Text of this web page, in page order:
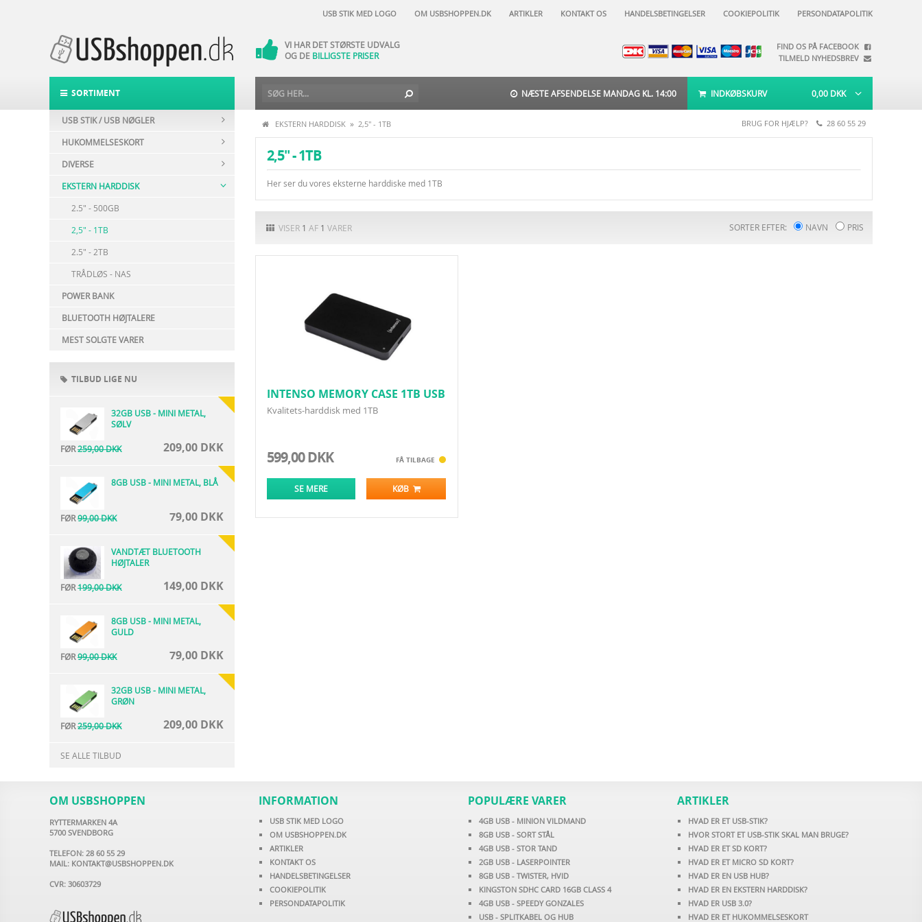
USB STIK MED LOGO OM USBSHOPPEN.DK ARTIKLER KONTAKT OS HANDELSBETINGELSER COOKIEPOLITIK PERSONDATAPOLITIK
VI HAR NATURLIGVIS
VI HAR DET STØRSTE UDVALG
OG DE BILLIGSTE PRISER
DAG-TIL-DAG-LEVERING
POST NORD -
9 DKK
FIND OS PÅ FACEBOOK
TILMELD NYHEDSBREV
SORTIMENT NÆSTE AFSENDELSE MANDAG KL. 14:00 INDKØBSKURV 0,00 DKK
USB STIK / USB NØGLER
HUKOMMELSESKORT
DIVERSE
EKSTERN HARDDISK
2.5" - 500GB
2,5" - 1TB
2.5" - 2TB
TRÅDLØS - NAS
POWER BANK
BLUETOOTH HØJTALERE
MEST SOLGTE VARER
TILBUD LIGE NU
32GB USB - MINI METAL,
SØLV
FØR259,00 DKK 209,00 DKK
8GB USB - MINI METAL, BLÅ
FØR99,00 DKK 79,00 DKK
VANDTÆT BLUETOOTH
HØJTALER
FØR199,00 DKK 149,00 DKK
8GB USB - MINI METAL,
GULD
FØR99,00 DKK 79,00 DKK
32GB USB - MINI METAL,
GRØN
FØR259,00 DKK 209,00 DKK
SE ALLE TILBUD
EKSTERN HARDDISK » 2,5" - 1TB BRUG FOR HJÆLP? 28 60 55 29
2,5" - 1TB
Her ser du vores eksterne harddiske med 1TB
SORTER EFTER: NAVN PRIS
VISER 1 AF 1 VARER
INTENSO MEMORY CASE 1TB USB
3.0, SORT
Kvalitets-harddisk med 1TB
599,00 DKK FÅ TILBAGE
SE MERE KØB
OM USBSHOPPEN
RYTTERMARKEN 4A
5700 SVENDBORG
TELEFON: 28 60 55 29
MAIL: KONTAKT@USBSHOPPEN.DK
CVR: 30603729
INFORMATION
USB STIK MED LOGO
OM USBSHOPPEN.DK
ARTIKLER
KONTAKT OS
HANDELSBETINGELSER
COOKIEPOLITIK
PERSONDATAPOLITIK
POPULÆRE VARER
4GB USB - MINION VILDMAND
8GB USB - SORT STÅL
4GB USB - STOR TAND
2GB USB - LASERPOINTER
8GB USB - TWISTER, HVID
KINGSTON SDHC CARD 16GB CLASS 4
4GB USB - SPEEDY GONZALES
USB - SPLITKABEL OG HUB
ARTIKLER
HVAD ER ET USB-STIK?
HVOR STORT ET USB-STIK SKAL MAN BRUGE?
HVAD ER ET SD KORT?
HVAD ER ET MICRO SD KORT?
HVAD ER EN USB HUB?
HVAD ER EN EKSTERN HARDDISK?
HVAD ER USB 3.0?
HVAD ER ET HUKOMMELSESKORT